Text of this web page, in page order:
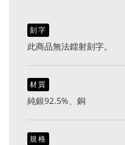
刻字
此商品無法鐳射刻字。
材質
純銀92.5%、銅
規格